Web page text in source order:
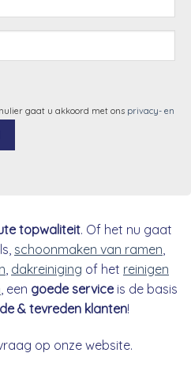
gaat u akkoord met ons privacy- en
topwaliteit. Of het nu gaat
schoonmaken van ramen
dakreiniging of het reinigen
, een goede serviceis de basis
& tevreden klanten!
op onze website.